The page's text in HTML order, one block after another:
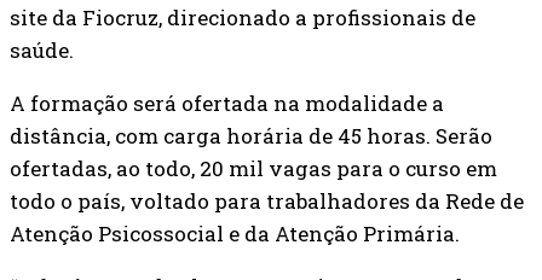
site da Fiocruz, direcionado a profissionais de
saúde.
A formação será ofertada na modalidade a
distância, com carga horária de 45 horas. Serão
ofertadas, ao todo, 20 mil vagas para o curso em
todo o país, voltado para trabalhadores da Rede de
Atenção Psicossocial e da Atenção Primária.